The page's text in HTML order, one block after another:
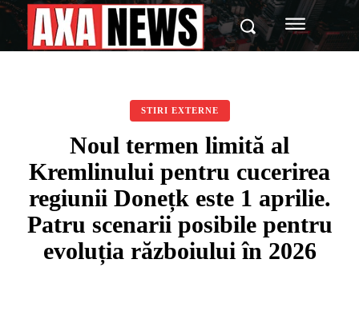
STIRI EXTERNE
Noul termen limită al
Kremlinului pentru cucerirea
regiunii Donețk este 1 aprilie.
Patru scenarii posibile pentru
evoluția războiului în 2026